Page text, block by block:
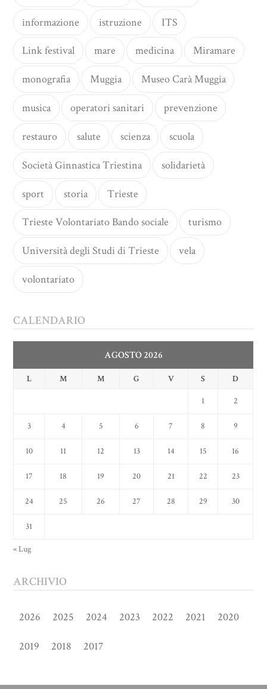
informazione istruzione ITS
Link festival mare medicina Miramare
monografia Muggia Museo Carà Muggia
musica operatori sanitari prevenzione
restauro salute scienza scuola
Società Ginnastica Triestina solidarietà
sport storia Trieste
Trieste Volontariato Bando sociale turismo
Università degli Studi di Trieste vela
volontariato
CALENDARIO
AGOSTO 2026
L M M G V S D
1 2
3 4 5 6 7 8 9
10 11 12 13 14 15 16
17 18 19 20 21 22 23
24 25 26 27 28 29 30
31
« Lug
ARCHIVIO
2026 2025 2024 2023 2022 2021 2020
2019 2018 2017